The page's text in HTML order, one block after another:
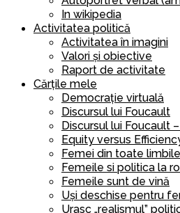
In wikipedia
Activitatea politică
Activitatea în imagini
Valori și obiective
Raport de activitate
Cărțile mele
Democrație virtuală
Discursul lui Foucault
Discursul lui Foucault
Equity versus
Femei din toate
Femeile si politica la
Femeile sunt de vină
Uși deschise pentru
Urasc „realismul”